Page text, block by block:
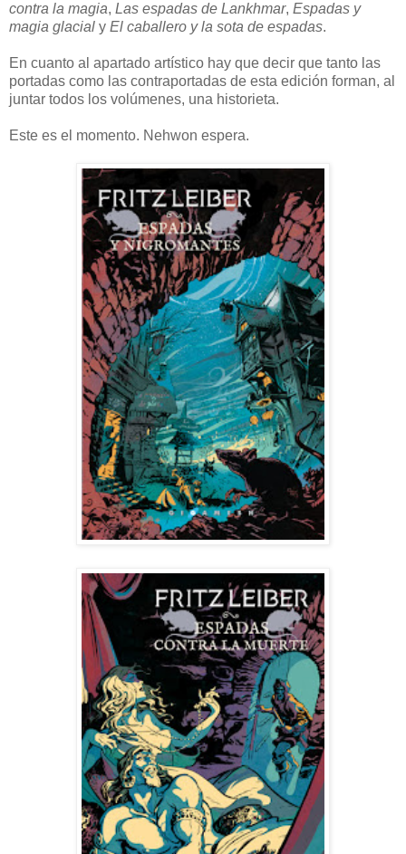
contra la magia, Las espadas de Lankhmar, Espadas y
magia glacial y El caballero y la sota de espadas.
En cuanto al apartado artístico hay que decir que tanto las
portadas como las contraportadas de esta edición forman, al
juntar todos los volúmenes, una historieta.
Este es el momento. Nehwon espera.